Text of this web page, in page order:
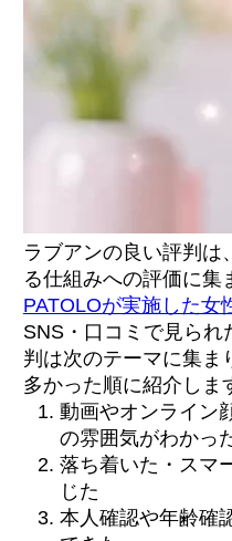
ラブアンの良い評判は
る仕組みへの評価に集
PATOLOが実施した女
SNS・口コミで見られ
判は次のテーマに集ま
多かった順に紹介しま
動画やオンライン
の雰囲気がわかっ
落ち着いた・スマ
じた
本人確認や年齢確